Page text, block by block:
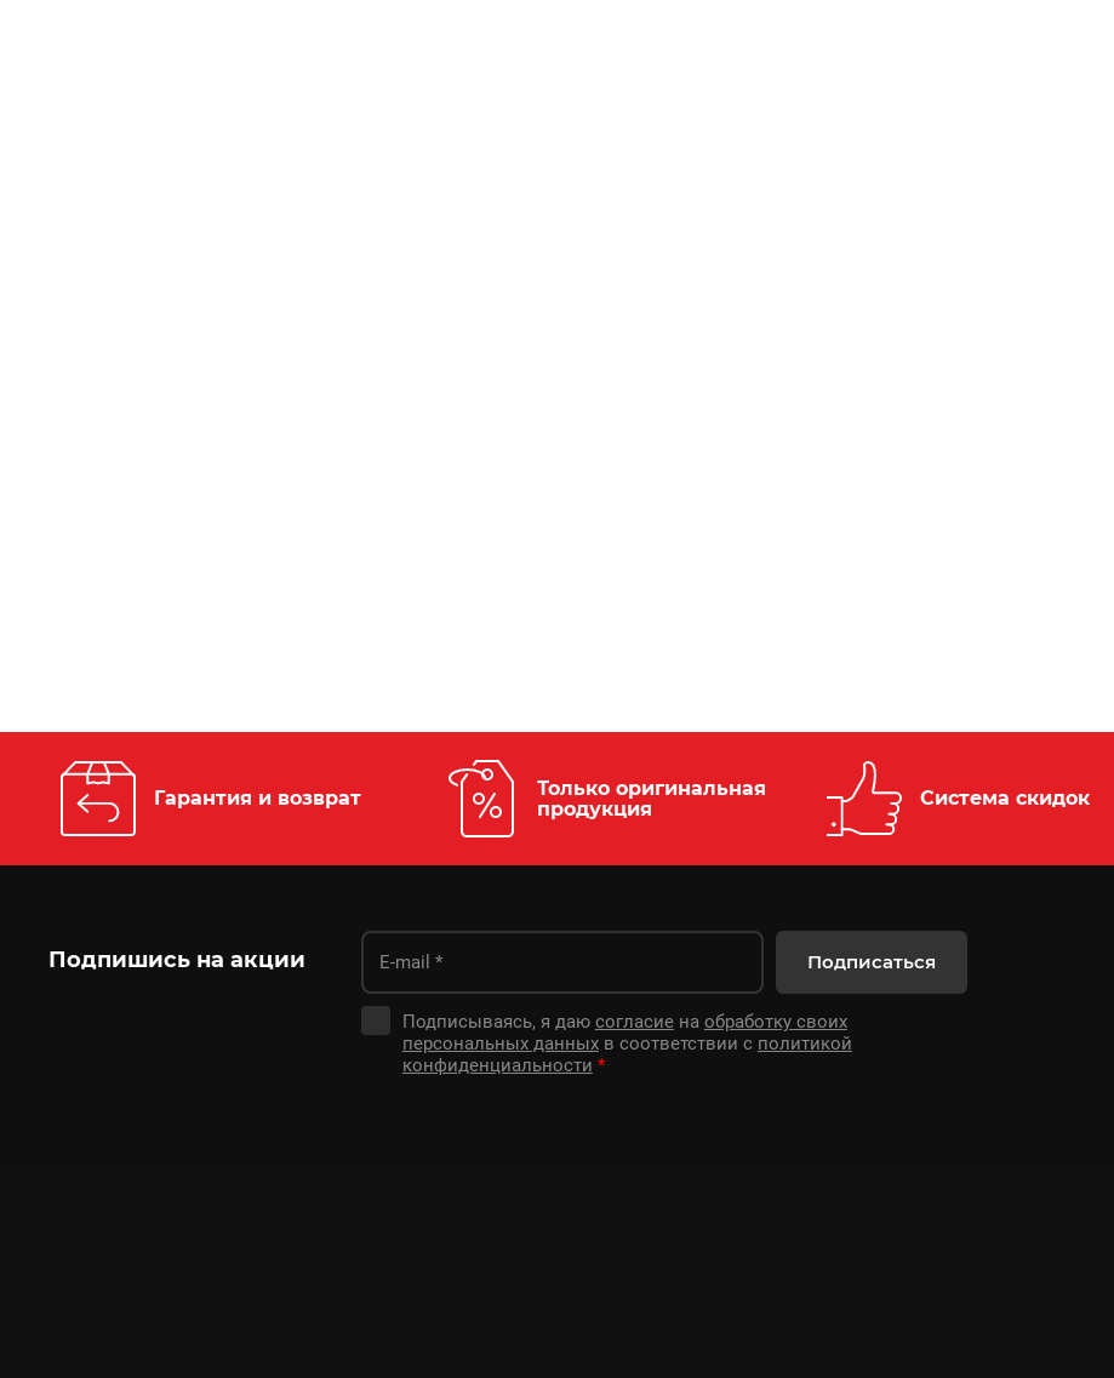
Гарантия и возврат
Только оригинальная
продукция
Система скидок
Подпишись на акции
Подписываясь, я даю согласиена обработку своих
персональных данныхв соответствии с политикой
конфиденциальности *
Подписаться